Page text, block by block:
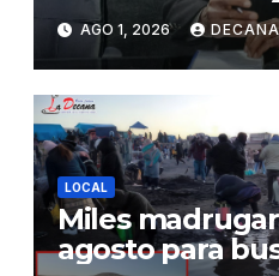
de Agua y
Juliaca
AGO 1, 2026
LOCAL
Miles
agosto para